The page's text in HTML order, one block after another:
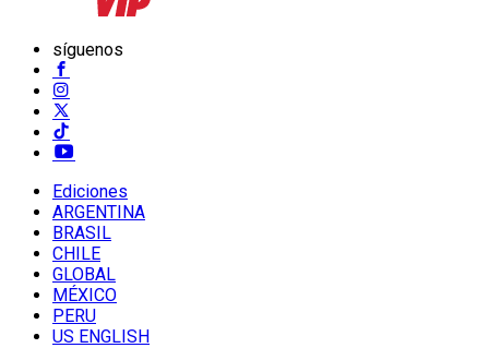
síguenos
Ediciones
ARGENTINA
BRASIL
CHILE
GLOBAL
MÉXICO
PERU
US ENGLISH